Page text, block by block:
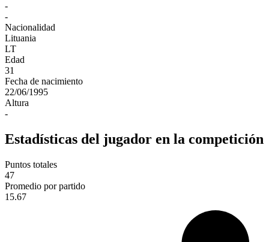
-
-
Nacionalidad
Lituania
LT
Edad
31
Fecha de nacimiento
22/06/1995
Altura
-
Estadísticas del jugador en la competición
Puntos totales
47
Promedio por partido
15.67